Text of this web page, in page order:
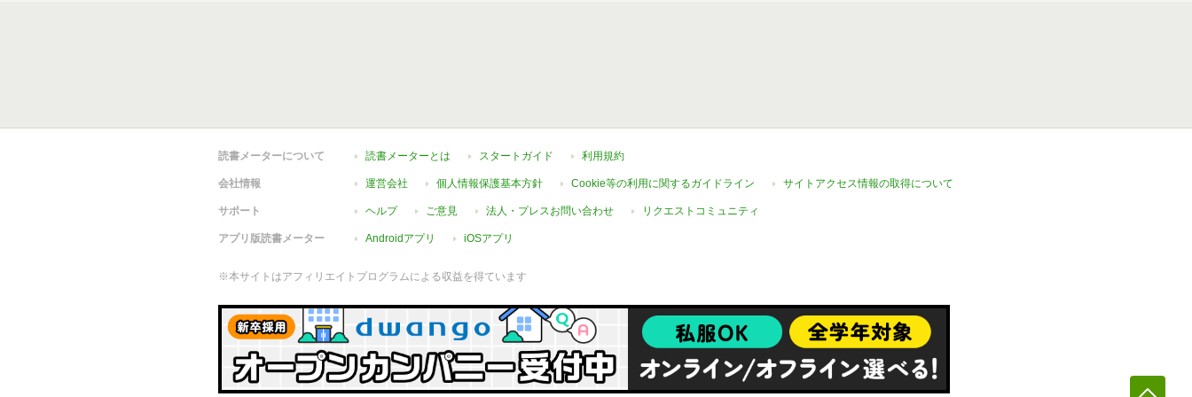
読書メーターについて 読書メーターとは スタートガイド 利用規約
会社情報 運営会社 個人情報保護基本方針 Cookie等の利用に関するガイドライン サイトアクセス情報の取得について
サポート ヘルプ ご意見 法人・プレスお問い合わせ リクエストコミュニティ
アプリ版読書メーター Androidアプリ iOSアプリ
※本サイトはアフィリエイトプログラムによる収益を得ています